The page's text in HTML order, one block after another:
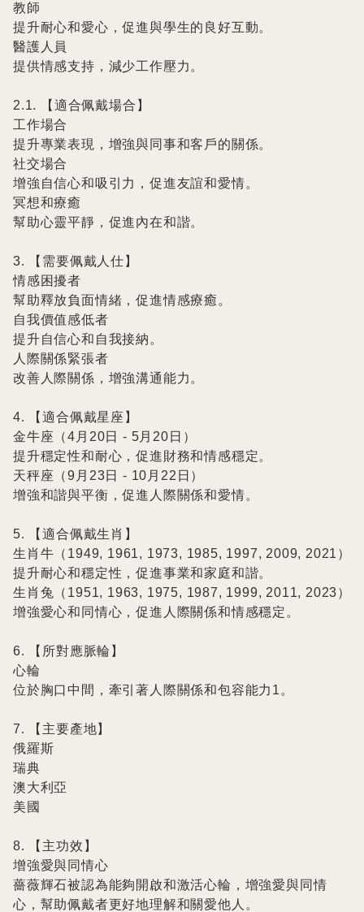
教師
提升耐心和愛心，促進與學生的良好互動。
醫護人員
提供情感支持，減少工作壓力。
2.1. 【適合佩戴場合】
工作場合
提升專業表現，增強與同事和客戶的關係。
社交場合
增強自信心和吸引力，促進友誼和愛情。
冥想和療癒
幫助心靈平靜，促進內在和諧。
3. 【需要佩戴人仕】
情感困擾者
幫助釋放負面情緒，促進情感療癒。
自我價值感低者
提升自信心和自我接納。
人際關係緊張者
改善人際關係，增強溝通能力。
4. 【適合佩戴星座】
金牛座（4月20日 - 5月20日）
提升穩定性和耐心，促進財務和情感穩定。
天秤座（9月23日 - 10月22日）
增強和諧與平衡，促進人際關係和愛情。
5. 【適合佩戴生肖】
生肖牛（1949, 1961, 1973, 1985, 1997, 2009, 2021）
提升耐心和穩定性，促進事業和家庭和諧。
生肖兔（1951, 1963, 1975, 1987, 1999, 2011, 2023）
增強愛心和同情心，促進人際關係和情感穩定。
6. 【所對應脈輪】
心輪
位於胸口中間，牽引著人際關係和包容能力1。
7. 【主要產地】
俄羅斯
瑞典
澳大利亞
美國
8. 【主功效】
增強愛與同情心
薔薇輝石被認為能夠開啟和激活心輪，增強愛與同情
心，幫助佩戴者更好地理解和關愛他人。